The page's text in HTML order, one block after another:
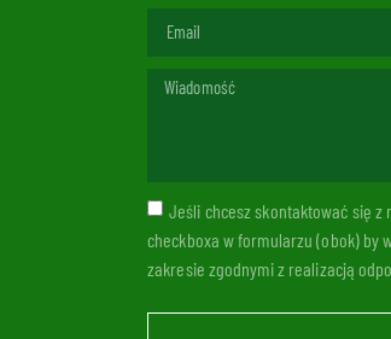
Jeśli chcesz skontaktować się
checkboxa w formularzu (obok) by
zakresie zgodnymi z realizacją